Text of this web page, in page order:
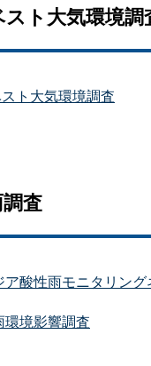
ト大気環境調
ト大気環境調査
査
ア酸性雨モニタリン
環境影響調査